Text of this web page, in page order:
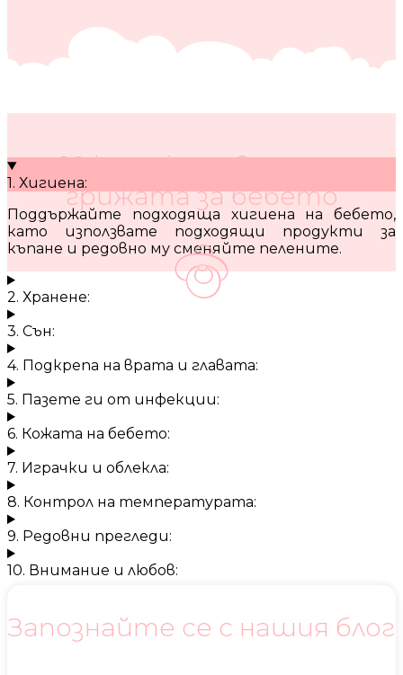
10 кратки съвета за
грижата за бебето
1. Хигиена:
Поддържайте подходяща хигиена на бебето,
като използвате подходящи продукти за
къпане и редовно му сменяйте пелените.
2. Хранене:
3. Сън:
4. Подкрепа на врата и главата:
5. Пазете ги от инфекции:
6. Кожата на бебето:
7. Играчки и облекла:
8. Контрол на температурата:
9. Редовни прегледи:
10. Внимание и любов:
Запознайте се с нашия блог